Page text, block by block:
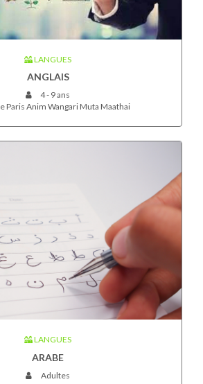
LANGUES
ANGLAIS
4 - 9 ans
Paris Anim Wangari Muta Maathai
LANGUES
ARABE
Adultes